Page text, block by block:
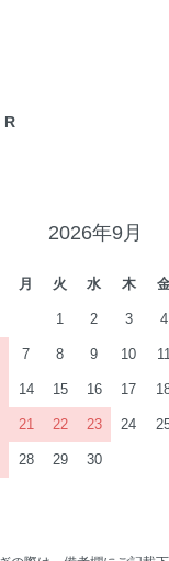
2026年9月
月 火 水 木
1 2 3 4
7 8 9 10
14 15 16 17
21 22 23 24
28 29 30